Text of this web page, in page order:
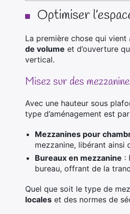
Optimiser
La première chose qui vient
de volume et d’ouverture
vertical.
Misez sur des
Avec une hauteur sous
type d’aménagement est
Mezzanines pour
mezzanine, libérant ainsi
Bureaux en mezzanine :
bureau, offrant de la
Quel que soit le type de
locales et des normes de